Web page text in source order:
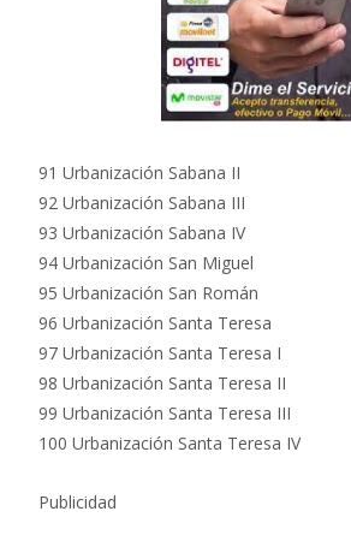
91 Urbanización Sabana II
92 Urbanización Sabana III
93 Urbanización Sabana IV
94 Urbanización San Miguel
95 Urbanización San Román
96 Urbanización Santa Teresa
97 Urbanización Santa Teresa I
98 Urbanización Santa Teresa II
99 Urbanización Santa Teresa III
100 Urbanización Santa Teresa IV
Publicidad